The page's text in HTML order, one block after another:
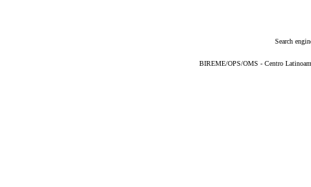
Search
BIREME/OPS/OMS - Centro